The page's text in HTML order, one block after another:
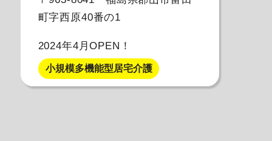
町字西原40番の1
2024年4月OPEN！
小規模多機能型居宅介護